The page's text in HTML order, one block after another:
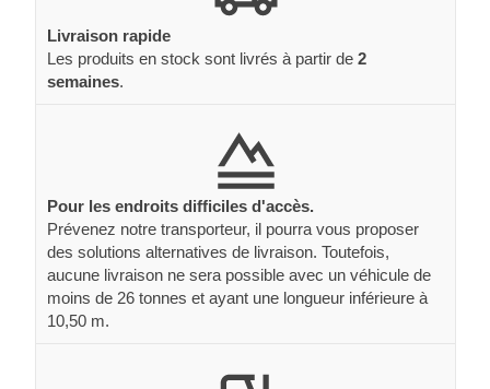
Livraison rapide
Les produits en stock sont livrés à partir de 2
semaines.
Pour les endroits difficiles d'accès.
Prévenez notre transporteur, il pourra vous proposer
des solutions alternatives de livraison. Toutefois,
aucune livraison ne sera possible avec un véhicule de
moins de 26 tonnes et ayant une longueur inférieure à
10,50 m.